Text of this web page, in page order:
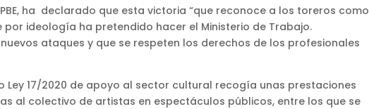
ha declarado que esta victoria “que reconoce a los toreros como
ideología ha pretendido hacer el Ministerio de Trabajo.
ataques y que se respeten los derechos de los profesionales
Ley 17/2020 de apoyo al sector cultural recogía unas prestaciones
al colectivo de artistas en espectáculos públicos, entre los que se